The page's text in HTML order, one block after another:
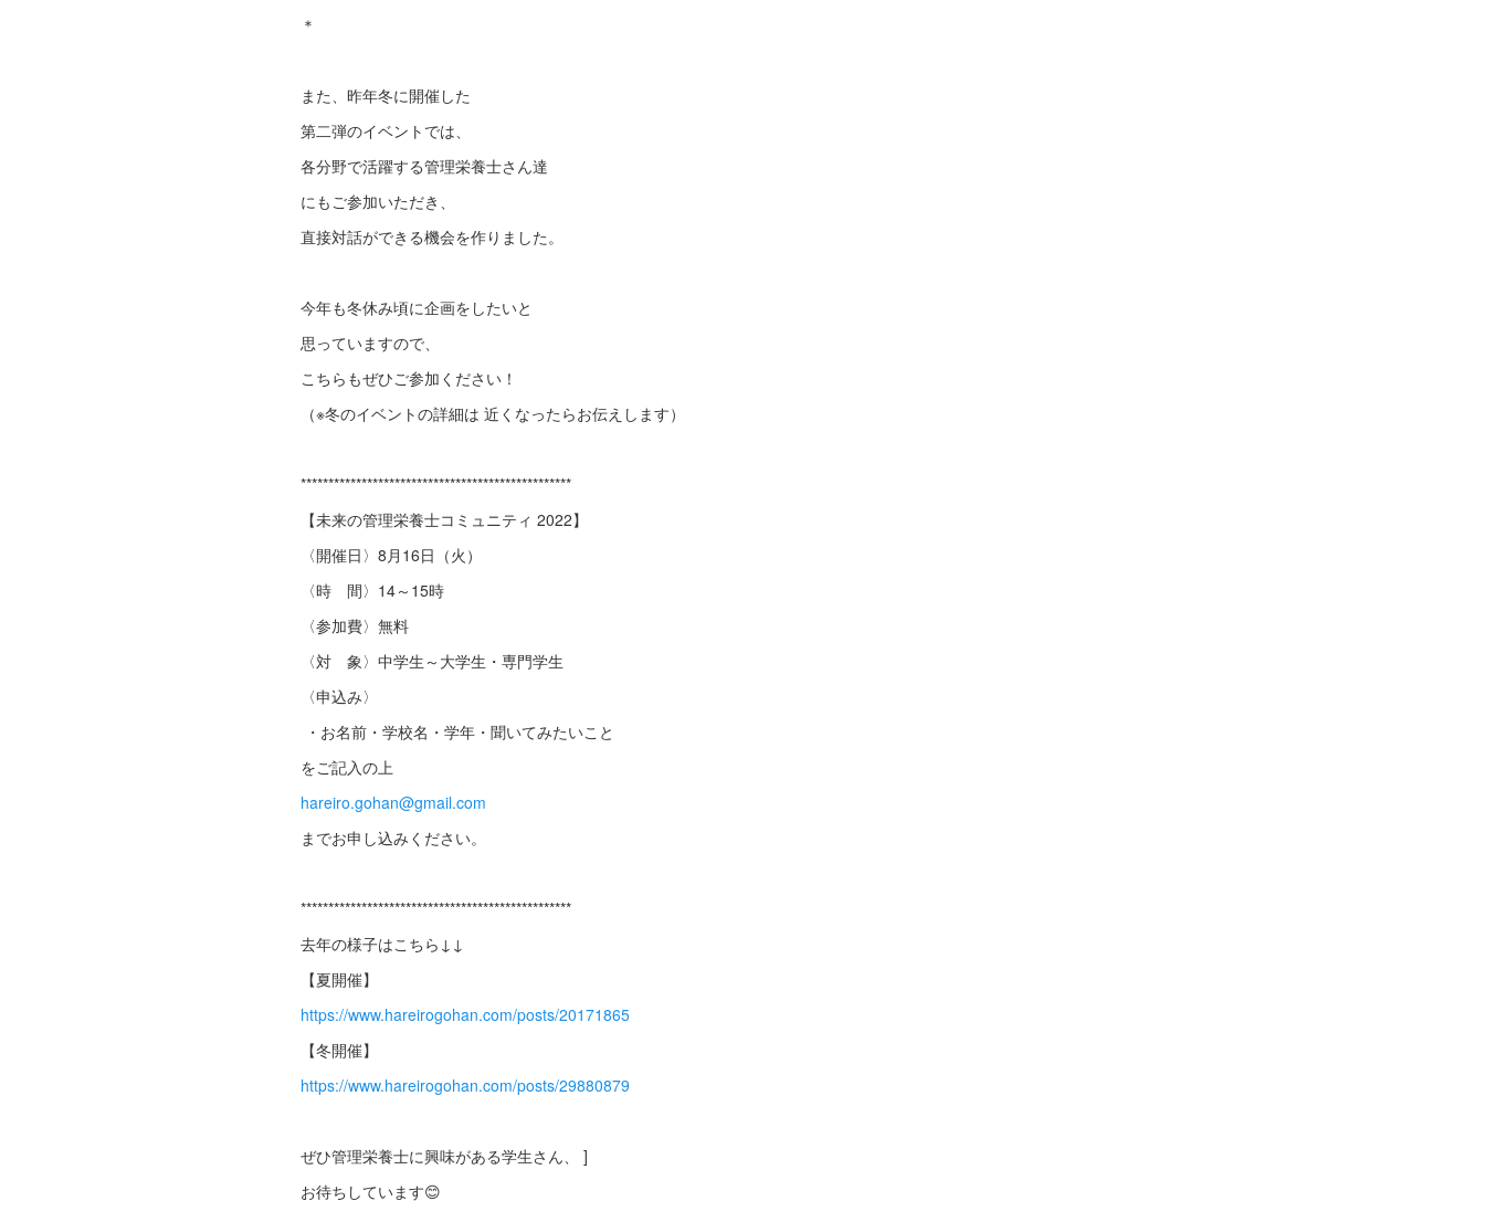
＊
また、昨年冬に開催した
第二弾のイベントでは、
各分野で活躍する管理栄養士さん達
にもご参加いただき、
直接対話ができる機会を作りました。
今年も冬休み頃に企画をしたいと
思っていますので、
こちらもぜひご参加ください！
（※冬のイベントの詳細は 近くなったらお伝えします）
*************************************************
【未来の管理栄養士コミュニティ 2022】
〈開催日〉8月16日（火）
〈時 間〉14～15時
〈参加費〉無料
〈対 象〉中学生～大学生・専門学生
〈申込み〉
・お名前・学校名・学年・聞いてみたいこと
をご記入の上
hareiro.gohan@gmail.com
までお申し込みください。
*************************************************
去年の様子はこちら↓↓
【夏開催】
https://www.hareirogohan.com/posts/20171865
【冬開催】
https://www.hareirogohan.com/posts/29880879
ぜひ管理栄養士に興味がある学生さん、 ]
お待ちしています😊